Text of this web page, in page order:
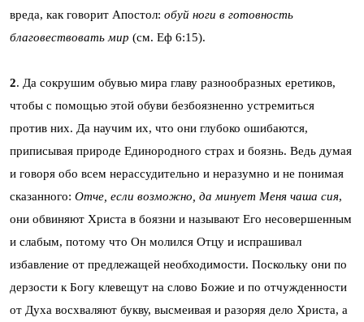
вреда, как говорит Апостол: обуй ноги в готовность
благовествовать мир (см. Еф 6:15).
2. Да сокрушим обувью мира главу разнообразных еретиков,
чтобы с помощью этой обуви безбоязненно устремиться
против них. Да научим их, что они глубоко ошибаются,
приписывая природе Единородного страх и боязнь. Ведь думая
и говоря обо всем нерассудительно и неразумно и не понимая
сказанного: Отче, если возможно, да минует Меня чаша сия,
они обвиняют Христа в боязни и называют Его несовершенным
и слабым, потому что Он молился Отцу и испрашивал
избавление от предлежащей необходимости. Поскольку они по
дерзости к Богу клевещут на слово Божие и по отчужденности
от Духа восхваляют букву, высмеивая и разоряя дело Христа, а